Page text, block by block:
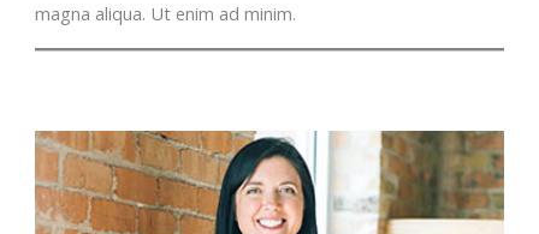
magna aliqua. Ut enim ad minim.